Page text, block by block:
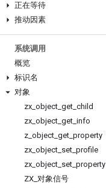
正在等待
推动因素
系统调用
概览
标识名
对象
zx object get child
zx object get info
z object get property
zx object set profile
zx object set property
ZX 对象信号